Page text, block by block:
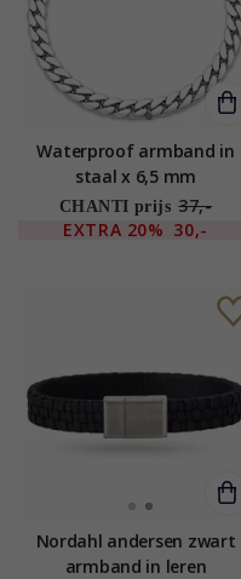
Waterproof armband in
staal x 6,5 mm
CHANTI prijs 37,-
EXTRA 20% 30,-
Nordahl andersen zwart
armband in leren